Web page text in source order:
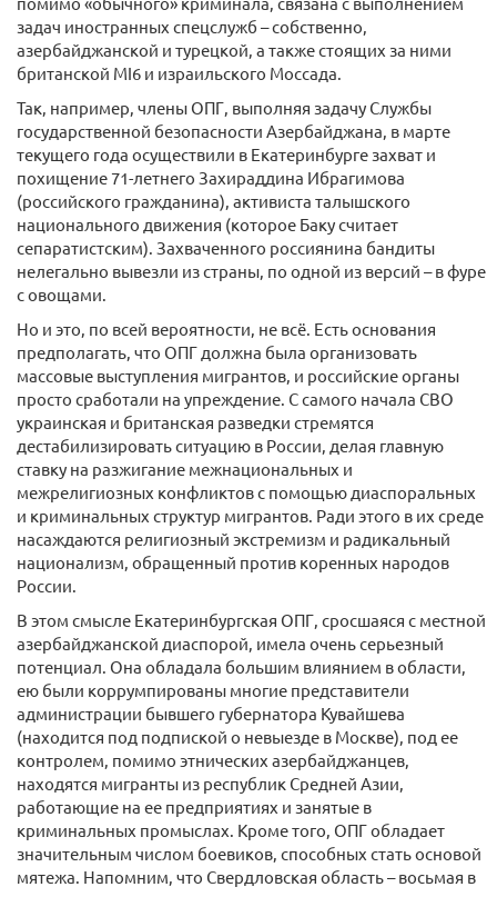
задач иностранных спецслужб – собственно,
азербайджанской и турецкой, а также стоящих за ними
британской MI6 и израильского Моссада.
Так, например, члены ОПГ, выполняя задачу Службы
государственной безопасности Азербайджана, в марте
текущего года осуществили в Екатеринбурге захват и
похищение 71-летнего Захираддина Ибрагимова
(российского гражданина), активиста талышского
национального движения (которое Баку считает
сепаратистским). Захваченного россиянина бандиты
нелегально вывезли из страны, по одной из версий – в фуре
с овощами.
Но и это, по всей вероятности, не всё. Есть основания
предполагать, что ОПГ должна была организовать
массовые выступления мигрантов, и российские органы
просто сработали на упреждение. С самого начала СВО
украинская и британская разведки стремятся
дестабилизировать ситуацию в России, делая главную
ставку на разжигание межнациональных и
межрелигиозных конфликтов с помощью диаспоральных
и криминальных структур мигрантов. Ради этого в их среде
насаждаются религиозный экстремизм и радикальный
национализм, обращенный против коренных народов
России.
В этом смысле Екатеринбургская ОПГ, сросшаяся с местной
азербайджанской диаспорой, имела очень серьезный
потенциал. Она обладала большим влиянием в области,
ею были коррумпированы многие представители
администрации бывшего губернатора Кувайшева
(находится под подпиской о невыезде в Москве), под ее
контролем, помимо этнических азербайджанцев,
находятся мигранты из республик Средней Азии,
работающие на ее предприятиях и занятые в
криминальных промыслах. Кроме того, ОПГ обладает
значительным числом боевиков, способных стать основой
мятежа. Напомним, что Свердловская область – восьмая в